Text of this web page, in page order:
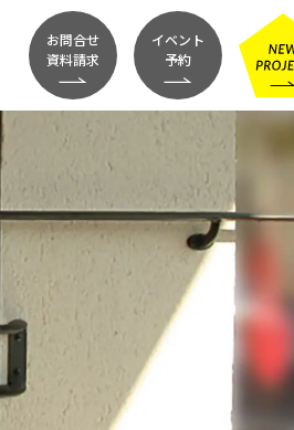
お問合せ
資料請求
イベント
予約